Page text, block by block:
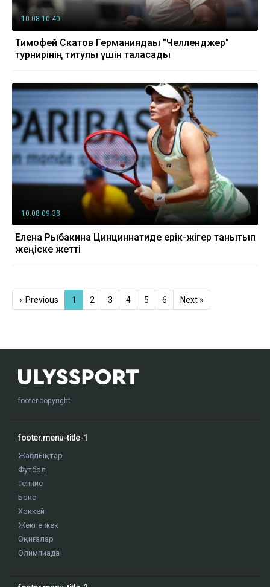
10.08 10:40
Тимофей Скатов Германиядағы "Челленджер"
турнирінің титулы үшін таласады
10.08 09:38
Елена Рыбакина Цинциннатиде ерік-жігер танытып
жеңіске жетті
« Previous 1 2 3 4 5 6 Next »
footer.copyright
footer.menu-title-1
Жаңалықтар
Футбол
Теннис
Бокс
Хоккей
Жекпе жек
Оқиғалар
Олимпиада